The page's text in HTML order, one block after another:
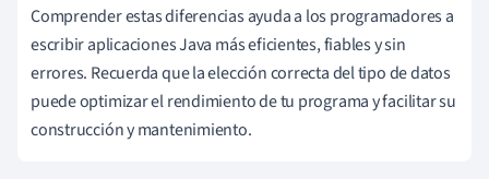
Comprender estas diferencias ayuda a los programadores a
escribir aplicaciones Java más eficientes, fiables y sin
errores. Recuerda que la elección correcta del tipo de datos
puede optimizar el rendimiento de tu programa y facilitar su
construcción y mantenimiento.